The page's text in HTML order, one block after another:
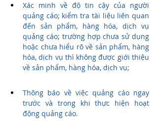
Xác minh về độ tin cậy của người
quảng cáo; kiểm tra tài liệu liên quan
đến sản phẩm, hàng hóa, dịch vụ
quảng cáo; trường hợp chưa sử dụng
hoặc chưa hiểu rõ về sản phẩm, hàng
hóa, dịch vụ thì không được giới thiệu
về sản phẩm, hàng hóa, dịch vụ;
Thông báo về việc quảng cáo ngay
trước và trong khi thực hiện hoạt
động quảng cáo.